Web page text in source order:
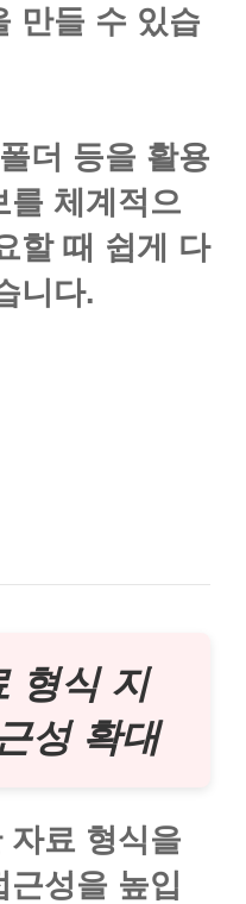
만들 수 있습
더 등을 활용
를 체계적으
할 때 쉽게 다
니다.
형식 지
성 확대
자료 형식을
성을 높입